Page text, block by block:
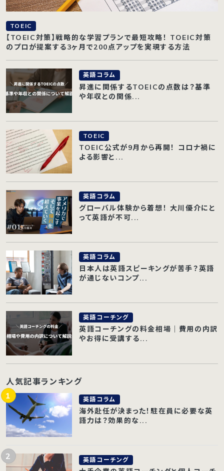
TOEIC
【TOEIC対策】戦略的な学習プランで最短攻略！ TOEIC対策
のプロが提案する3ヶ月で200点アップを実現する方法
英語コラム
昇進に関係するTOEICの点数は？基準
や年収との関係...
TOEIC
TOEIC公式が9月から再開！ コロナ禍に
よる影響と...
英語コラム
グローバル体験から着想！ 大川優介にと
って英語が不可...
英語コラム
日本人は英語スピーキングが苦手？英語
が通じないコンプ...
英語コーチング
英語コーチングの料金相場｜費用の内訳
やお得に受講する...
人気記事ランキング
英語コラム
海外赴任が決まった！駐在員に必要な英
語力は？効果的な...
英語コーチング